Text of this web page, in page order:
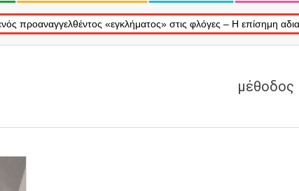
«εγκλήματος» στις φλόγες – Η επίσημη αδιαφορία
μέθοδος